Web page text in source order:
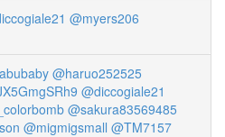
@myers206
@haruo252525
@diccogiale21
@sakura83569485
@migmigsmall @TM7157